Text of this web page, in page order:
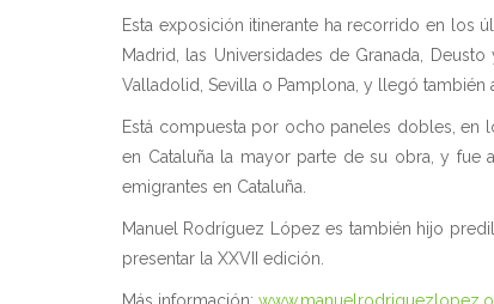
Esta exposición itinerante ha recorrido en los
Madrid, las Universidades de Granada,
Valladolid, Sevilla o Pamplona, y llegó también
Está compuesta por ocho paneles dobles,
en Cataluña la mayor parte de su obra, y fue
emigrantes en Cataluña.
Manuel Rodríguez López es también hijo
presentar la XXVII edición.